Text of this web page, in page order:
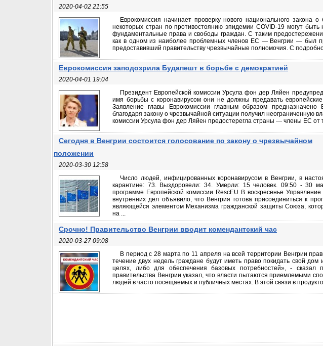
2020-04-02 21:55
Еврокомиссия начинает проверку нового национального закона
некоторых стран по противостоянию эпидемии COVID-19 могут
фундаментальные права и свободы граждан. С таким
как в одном из наиболее проблемных членов ЕС — Венгрии — был
предоставивший правительству чрезвычайные полномочия. С
Еврокомиссия заподозрила Будапешт в борьбе с демократией
2020-04-01 19:04
Президент Европейской комиссии Урсула фон дер Ляйен
имя борьбы с коронавирусом они не должны предавать
Заявление главы Еврокомиссии главным образом предназначено
благодаря закону о чрезвычайной ситуации получил неограниченную
комиссии Урсула фон дер Ляйен предостерегла страны — члены ЕС от
Сегодня в Венгрии состоится голосование по закону о чрезвычайном
положении
2020-03-30 12:58
Число людей, инфицированных коронавирусом в Венгрии, в
карантине: 73. Выздоровели: 34. Умерли: 15 человек. 09:50 - 30
программе Европейской комиссии RescEU В воскресенье
внутренних дел объявило, что Венгрия готова присоединиться к
являющейся элементом Механизма гражданской защиты Союза,
на ...
Срочно! Правительство Венгрии вводит комендантский час
2020-03-27 09:08
В период с 28 марта по 11 апреля на всей территории Венгрии
течение двух недель граждане будут иметь право покидать свой
целях, либо для обеспечения базовых потребностей», - сказал
правительства Венгрии указал, что власти пытаются приемлемыми
людей в часто посещаемых и публичных местах. В этой связи в